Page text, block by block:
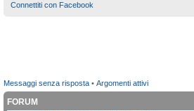
Connettiti con Facebook
Messaggi senza risposta • Argomenti attivi
FORUM